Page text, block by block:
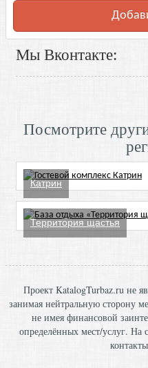
Мы Вконтакте:
Посмотрите
Катрин
Территория щастья
Проект KatalogTurbaz.ru не
занимая нейтральную сторону
не имея финансовой
определённых мест/услуг. На